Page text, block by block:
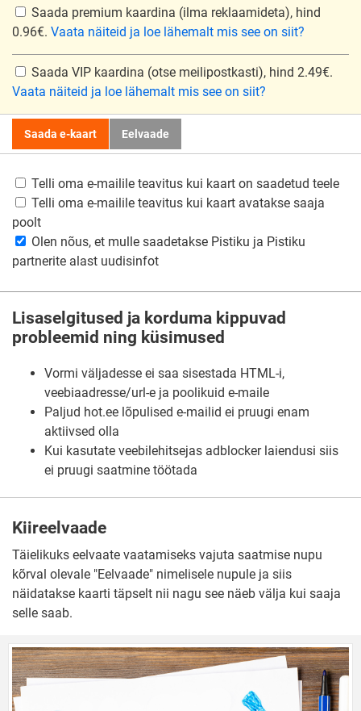
Saada premium kaardina (ilma reklaamideta), hind
0.96€. Vaata näiteid ja loe lähemalt mis see on siit?
Saada VIP kaardina (otse meilipostkasti), hind 2.49€.
Vaata näiteid ja loe lähemalt mis see on siit?
Saada e-kaart Eelvaade
Telli oma e-mailile teavitus kui kaart on saadetud teele
Telli oma e-mailile teavitus kui kaart avatakse saaja
poolt
Olen nõus, et mulle saadetakse Pistiku ja Pistiku
partnerite alast uudisinfot
Lisaselgitused ja korduma kippuvad
probleemid ning küsimused
Vormi väljadesse ei saa sisestada HTML-i,
veebiaadresse/url-e ja poolikuid e-maile
Paljud hot.ee lõpulised e-mailid ei pruugi enam
aktiivsed olla
Kui kasutate veebilehitsejas adblocker laiendusi siis
ei pruugi saatmine töötada
Kiireelvaade
Täielikuks eelvaate vaatamiseks vajuta saatmise nupu
kõrval olevale "Eelvaade" nimelisele nupule ja siis
näidatakse kaarti täpselt nii nagu see näeb välja kui saaja
selle saab.